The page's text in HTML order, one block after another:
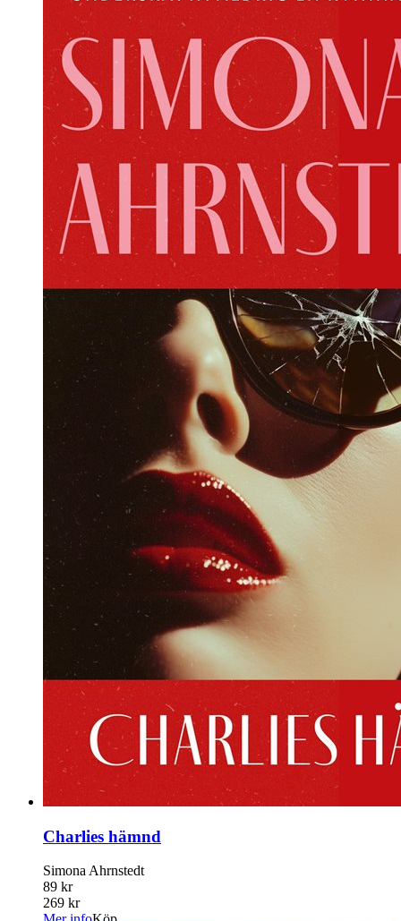
Charlies hämnd
Simona Ahrnstedt
89 kr
269 kr